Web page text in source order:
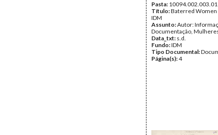
Pasta:
Título:Baterred Women
IDM
Assunto:Autor:
Documentação,
Data_txt: s.d.
Fundo:IDM
Tipo Documental:
Página(s):4